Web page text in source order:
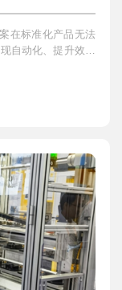
在标准化产品无法
自动化、提升效率
精湛的制造工艺和
方案，解决您的特